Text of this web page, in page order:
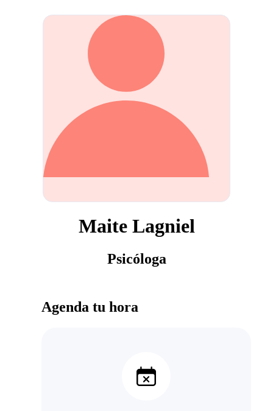
Maite Lagniel
Psicóloga
Agenda tu hora